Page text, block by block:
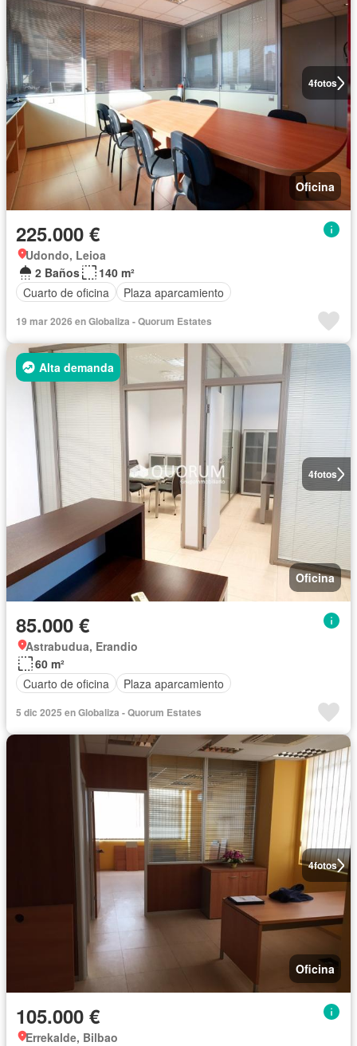
4fotos
Oficina
225.000 €
Udondo, Leioa
2 Baños
140 m²
Cuarto de oficina
Plaza aparcamiento
19 mar 2026 en Globaliza - Quorum Estates
4fotos
Alta demanda
Oficina
85.000 €
Astrabudua, Erandio
60 m²
Cuarto de oficina
Plaza aparcamiento
5 dic 2025 en Globaliza - Quorum Estates
4fotos
Oficina
105.000 €
Errekalde, Bilbao